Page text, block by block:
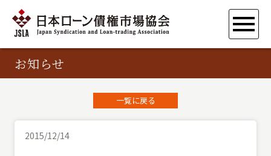
お知らせ
一覧に戻る
2015/12/14